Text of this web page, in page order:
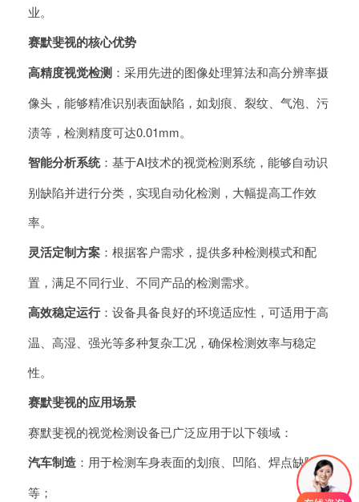
业。
赛默斐视的核心优势
高精度视觉检测 ：采用先进的图像处理算法和高分辨率摄
像头，能够精准识别表面缺陷，如划痕、裂纹、气泡、污
渍等，检测精度可达0.01mm。
智能分析系统：基于AI技术的视觉检测系统，能够自动识
别缺陷并进行分类，实现自动化检测，大幅提高工作效
率。
灵活定制方案 ：根据客户需求，提供多种检测模式和配
置，满足不同行业、不同产品的检测需求。
高效稳定运行：设备具备良好的环境适应性，可适用于高
温、高湿、强光等多种复杂工况，确保检测效率与稳定
性。
赛默斐视的应用场景
赛默斐视的视觉检测设备已广泛应用于以下领域：
汽车制造 ：用于检测车身表面的划痕、凹陷、焊点缺陷
等；